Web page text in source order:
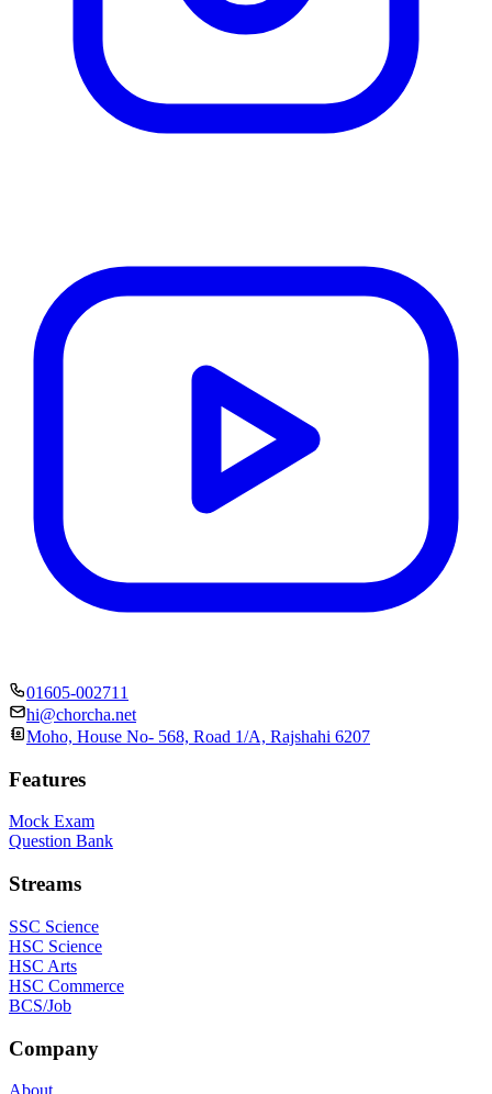
01605-002711
hi@chorcha.net
Moho, House No- 568, Road 1/A, Rajshahi 6207
Features
Mock Exam
Question Bank
Streams
SSC Science
HSC Science
HSC Arts
HSC Commerce
BCS/Job
Company